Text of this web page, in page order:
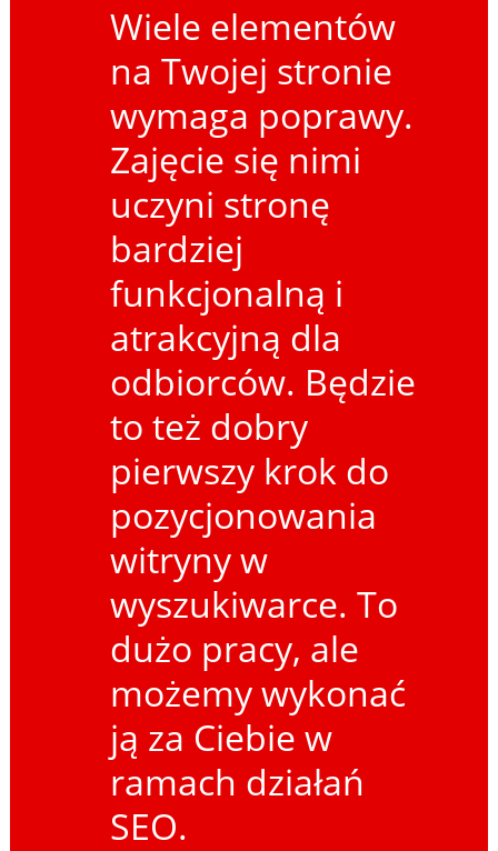
Wiele elementów
na Twojej stronie
wymaga poprawy.
Zajęcie się nimi
uczyni stronę
bardziej
funkcjonalną i
atrakcyjną dla
odbiorców. Będzie
to też dobry
pierwszy krok do
pozycjonowania
witryny w
wyszukiwarce. To
dużo pracy, ale
możemy wykonać
ją za Ciebie w
ramach działań
SEO.